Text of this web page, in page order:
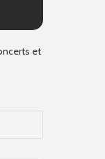
et